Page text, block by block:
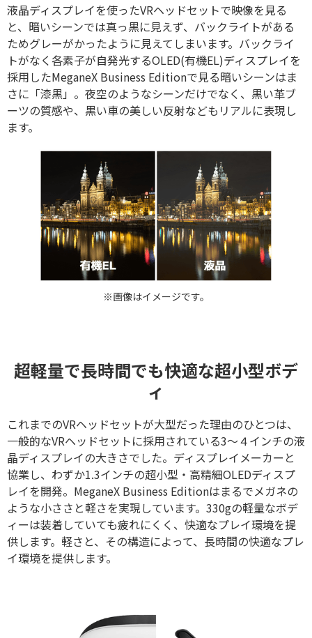
液晶ディスプレイを使ったVRヘッドセットで映像を見る
と、暗いシーンでは真っ黒に見えず、バックライトがある
ためグレーがかったように見えてしまいます。バックライ
トがなく各素子が自発光するOLED(有機EL)ディスプレイを
採用したMeganeX Business Editionで見る暗いシーンはま
さに「漆黒」。夜空のようなシーンだけでなく、黒い革ブ
ーツの質感や、黒い車の美しい反射などもリアルに表現し
ます。
※画像はイメージです。
超軽量で長時間でも快適な超小型ボデ
ィ
これまでのVRヘッドセットが大型だった理由のひとつは、
一般的なVRヘッドセットに採用されている3～４インチの液
晶ディスプレイの大きさでした。ディスプレイメーカーと
協業し、わずか1.3インチの超小型・高精細OLEDディスプ
レイを開発。MeganeX Business Editionはまるでメガネの
ような小ささと軽さを実現しています。330gの軽量なボデ
ィーは装着していても疲れにくく、快適なプレイ環境を提
供します。軽さと、その構造によって、長時間の快適なプレ
イ環境を提供します。